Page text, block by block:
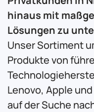
hinaus mit
Lösungen zu
Unser Sortiment
Produkte von
Lenovo, Apple
auf der Suche